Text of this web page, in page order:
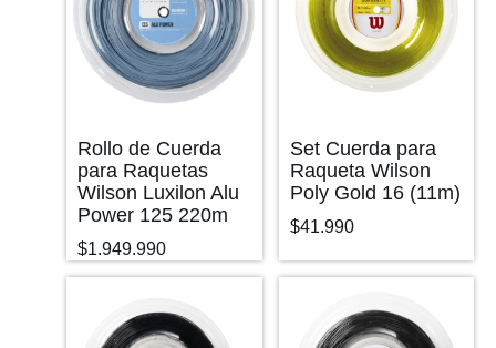
Rollo de Cuerda
para Raquetas
Wilson Luxilon Alu
Power 125 220m
$1.949.990
Set Cuerda para
Raqueta Wilson
Poly Gold 16 (11m)
$41.990